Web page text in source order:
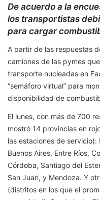
De acuerdo a la
los transportistas
para cargar
A partir de las respuestas
camiones de las pymes
transporte nucleadas en
“semáforo virtual” para
disponibilidad de
El lunes, con más de 700
mostró 14 provincias en
las estaciones de servicio):
Buenos Aires, Entre Ríos,
Córdoba, Santiago del
San Juan, y Mendoza. Y
(distritos en los que el